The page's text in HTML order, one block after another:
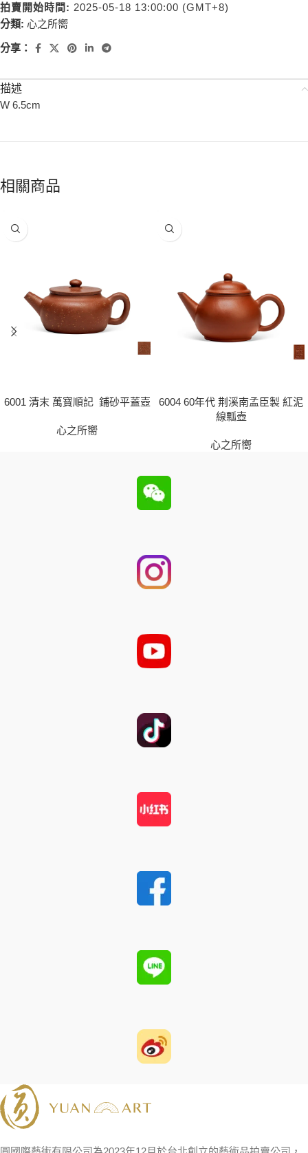
拍賣開始時間: 2025-05-18 13:00:00 (GMT+8)
分類: 心之所嚮
分享：
描述
W 6.5cm
相關商品
6001 清末 萬寶順記 鋪砂平蓋壺
心之所嚮
6004 60年代 荆溪南孟臣製 紅泥
線瓢壺
心之所嚮